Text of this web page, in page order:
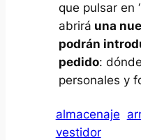
que pulsar en
abrirá una
podrán
pedido:
personales y
almacenaje
vestidor